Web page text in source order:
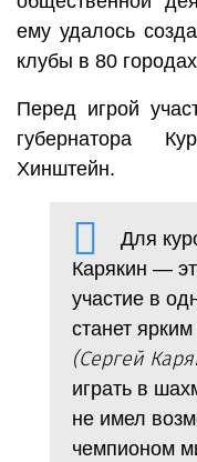
ему удалось
клубы в 80
Перед игрой
губернатора
Хинштейн.
Для
Карякин —
участие в
станет
(Сергей
играть в
не имел
чемпионом